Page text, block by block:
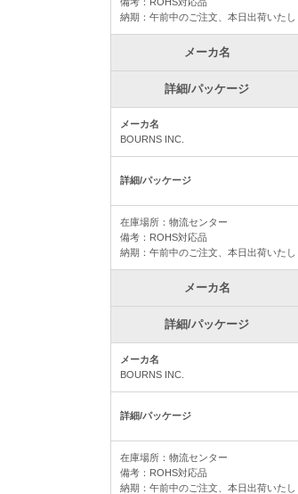
2026年 1月26日 自社の在庫デー
2026年 1月19日 自社の在庫デ
2026年 1月13日 自社の在庫デー
2026年 1月 5日 自社の在庫デー
いつもご利用ありがとうござい
下記の日程で、通販e-shopを休
2025年12月26日（金）～2026年
・最終出荷日 12月25日（木）
・12月24日（水）17時までの
・※代引き、クレジットカード
・※銀行振込のお客様は、ご注
・※SGシリーズは、別途納期を
ご不便をお掛けいたしますが、
2025年12月15日 自社の在庫デー
2025年12月 1日 自社の在庫デー
納期：午前中のご注文、本日出荷いたし
メーカ名
詳細/パッケージ
メーカ名
BOURNS INC.
詳細/パッケージ
在庫場所：物流センター
備考：ROHS対応品
納期：午前中のご注文、本日出荷いたし
メーカ名
詳細/パッケージ
メーカ名
BOURNS INC.
詳細/パッケージ
在庫場所：物流センター
備考：ROHS対応品
納期：午前中のご注文、本日出荷いたし